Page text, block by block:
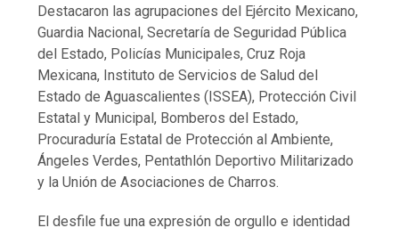
Destacaron las agrupaciones del Ejército Mexicano,
Guardia Nacional, Secretaría de Seguridad Pública
del Estado, Policías Municipales, Cruz Roja
Mexicana, Instituto de Servicios de Salud del
Estado de Aguascalientes (ISSEA), Protección Civil
Estatal y Municipal, Bomberos del Estado,
Procuraduría Estatal de Protección al Ambiente,
Ángeles Verdes, Pentathlón Deportivo Militarizado
y la Unión de Asociaciones de Charros.
El desfile fue una expresión de orgullo e identidad